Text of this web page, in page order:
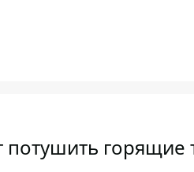
потушить горящие